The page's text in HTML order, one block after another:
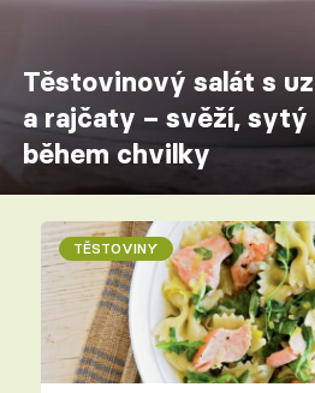
Těstovinový salát s
a rajčaty – svěží,
během chvilky
TĚSTOVINY